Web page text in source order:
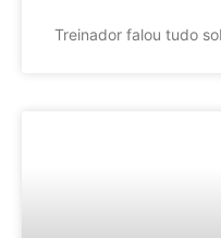
Treinador falou tudo